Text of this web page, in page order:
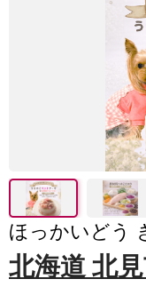
ほっかいどう
北海道 北